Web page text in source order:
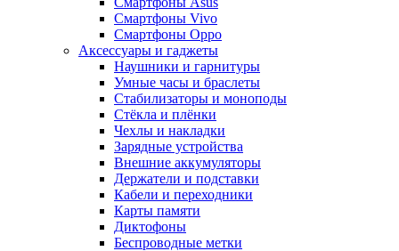
Смартфоны Vivo
Смартфоны Oppo
Аксессуары и гаджеты
Наушники и гарнитуры
Умные часы и браслеты
Стабилизаторы и моноподы
Стёкла и плёнки
Чехлы и накладки
Зарядные устройства
Внешние аккумуляторы
Держатели и подставки
Кабели и переходники
Карты памяти
Диктофоны
Беспроводные метки